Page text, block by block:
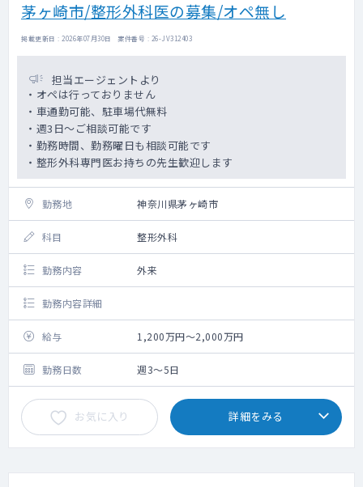
茅ヶ崎市/整形外科医の募集/オペ無し
掲載更新日 : 2026年07月30日 案件番号 : 26-JV312403
担当エージェントより
・オペは行っておりません
・車通勤可能、駐車場代無料
・週3日～ご相談可能です
・勤務時間、勤務曜日も相談可能です
・整形外科専門医お持ちの先生歓迎します
勤務地 神奈川県茅ヶ崎市
科目 整形外科
勤務内容 外来
勤務内容詳細
給与 1,200万円～2,000万円
勤務日数 週3～5日
お気に入り 詳細をみる